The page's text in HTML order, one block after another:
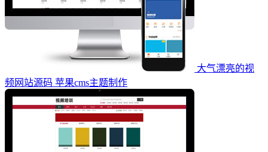
大气漂亮的视
频网站源码 苹果cms主题制作